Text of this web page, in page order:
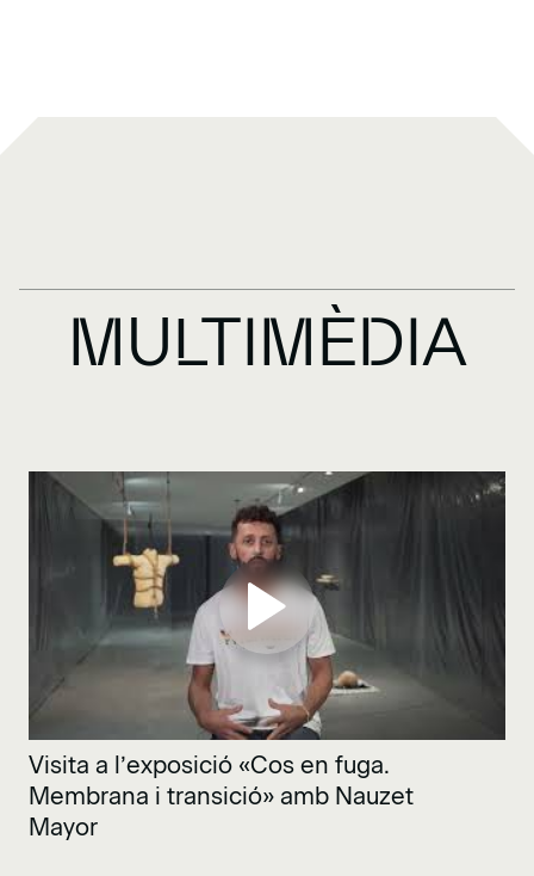
MULTIMÈDIA
Visita a l’exposició «Cos en fuga.
Membrana i transició» amb Nauzet
Mayor